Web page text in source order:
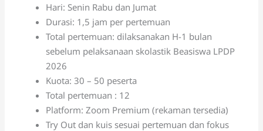
Hari: Senin Rabu dan Jumat
Durasi: 1,5 jam per pertemuan
Total pertemuan: dilaksanakan H-1 bulan
sebelum pelaksanaan skolastik Beasiswa LPDP
2026
Kuota: 30 – 50 peserta
Total pertemuan : 12
Platform: Zoom Premium (rekaman tersedia)
Try Out dan kuis sesuai pertemuan dan fokus